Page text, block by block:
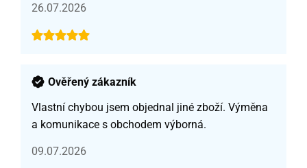
26.07.2026
Ověřený zákazník
Vlastní chybou jsem objednal jiné zboží. Výměna
a komunikace s obchodem výborná.
09.07.2026